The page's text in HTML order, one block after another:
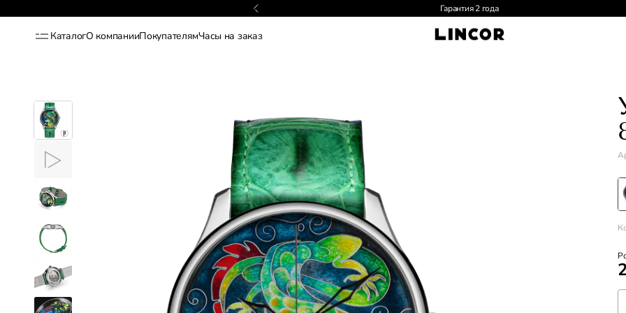
Доставка по России и СНГ
КаталогО компанииПокупателямЧасы на заказ